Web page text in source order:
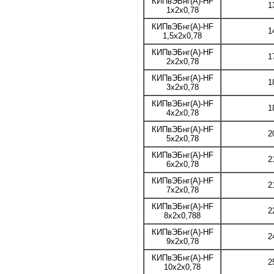
1x2x0,78
КИПвЭБнг(А)-HF
1,5x2x0,78
КИПвЭБнг(А)-HF
2x2x0,78
КИПвЭБнг(А)-HF
3x2x0,78
КИПвЭБнг(А)-HF
4x2x0,78
КИПвЭБнг(А)-HF
5x2x0,78
КИПвЭБнг(А)-HF
6x2x0,78
КИПвЭБнг(А)-HF
7x2x0,78
КИПвЭБнг(А)-HF
8x2x0,788
КИПвЭБнг(А)-HF
9x2x0,78
КИПвЭБнг(А)-HF
10x2x0,78